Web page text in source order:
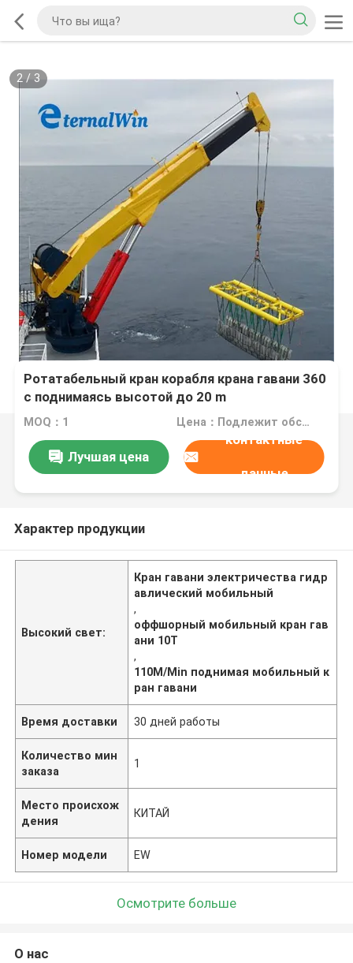
2/ 3
Ротатабельный кран корабля крана гавани 360
с поднимаясь высотой до 20 m
MOQ：1 Цена：Подлежит обсуждению
Лучшая цена
контактные
данные
Характер продукции
Высокий свет:
Кран гавани электричества гидр
авлический мобильный
,
оффшорный мобильный кран гав
ани 10T
,
110M/Min поднимая мобильный к
ран гавани
Время доставки 30 дней работы
Количество мин
заказа
1
Место происхож
дения
КИТАЙ
Номер модели EW
Осмотрите больше
О нас